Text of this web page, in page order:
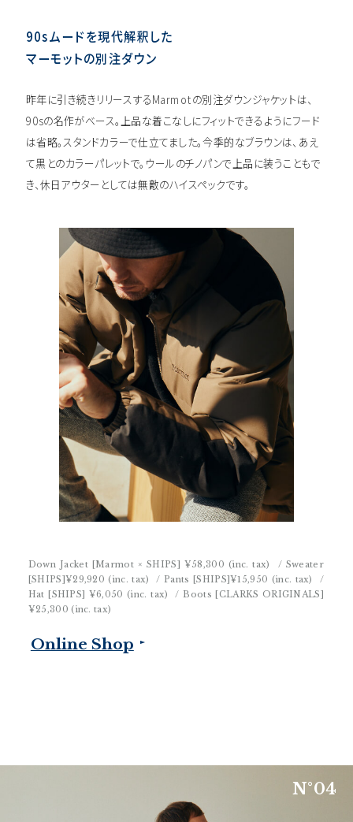
Down Jacket [Marmot × SHIPS] ¥58,300 (inc. tax)
/ Sweater
[SHIPS]¥29,920 (inc. tax) / Pants [SHIPS]¥15,950 (inc. tax)
/
Hat [SHIPS] ¥6,050 (inc. tax)
/ Boots [CLARKS ORIGINALS]
¥25,300 (inc. tax)
Online Shop
90sムードを現代解釈した
マーモットの別注ダウン
昨年に引き続きリリースするMarmotの別注ダウンジャケットは、
90sの名作がベース。上品な着こなしにフィットできるようにフード
は省略。スタンドカラーで仕立てました。今季的なブラウンは、あえ
て黒とのカラーパレットで。ウールのチノパンで上品に装うこともで
き、休日アウターとしては無敵のハイスペックです。
N°04